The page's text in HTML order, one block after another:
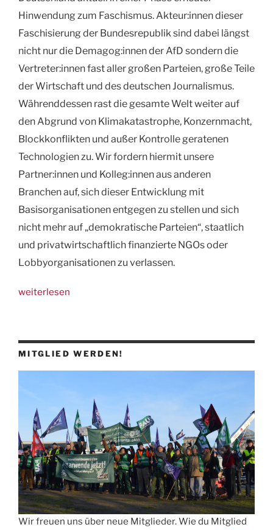
Hinwendung zum Faschismus. Akteur:innen dieser
Faschisierung der Bundesrepublik sind dabei längst
nicht nur die Demagog:innen der AfD sondern die
Vertreter:innen fast aller großen Parteien, große Teile
der Wirtschaft und des deutschenJournalismus.
Währenddessen rast die gesamte Welt weiter auf
den Abgrund von Klimakatastrophe, Konzernmacht,
Blockkonflikten und außer Kontrolle geratenen
Technologien zu. Wir fordern hiermit unsere
Partner:innen und Kolleg:innen aus anderen
Branchen auf, sich dieser Entwicklung mit
Basisorganisationen entgegen zu stellen und sich
nicht mehr auf „demokratische Parteien“, staatlich
und privatwirtschaftlich finanzierte NGOs oder
Lobbyorganisationen zu verlassen.
„Statement
Wahlspektakel:“
weiterlesen
MITGLIED WERDEN!
Wir freuen uns über neue Mitglieder. Wie du Mitglied